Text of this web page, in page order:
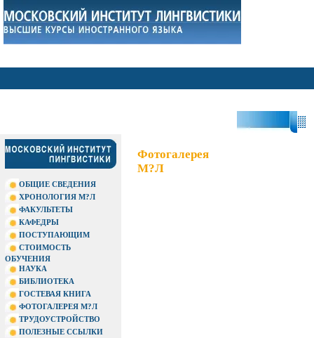
ОБЩИЕ СВЕДЕНИЯ
ХРОНОЛОГИЯ М?Л
ФАКУЛЬТЕТЫ
КАФЕДРЫ
ПОСТУПАЮЩИМ
СТОИМОСТЬ
ОБУЧЕНИЯ
НАУКА
БИБЛИОТЕКА
ГОСТЕВАЯ КНИГА
ФОТОГАЛЕРЕЯ М?Л
ТРУДОУСТРОЙСТВО
ПОЛЕЗНЫЕ ССЫЛКИ
Фотогалерея
М?Л